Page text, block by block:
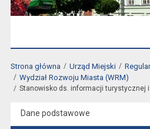
Strona główna Urząd Miejski
Wydział Rozwoju Miasta (WRM)
Stanowisko ds. informacji turystycznej
Dane podstawowe